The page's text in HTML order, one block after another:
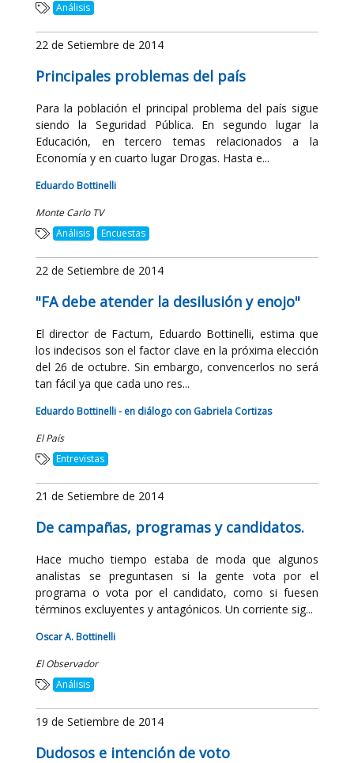
Análisis
22 de Setiembre de 2014
Principales problemas del país
Para la población el principal problema del país sigue
siendo la Seguridad Pública. En segundo lugar la
Educación, en tercero temas relacionados a la
Economía y en cuarto lugar Drogas. Hasta e...
Eduardo Bottinelli
Monte Carlo TV
Análisis
Encuestas
22 de Setiembre de 2014
"FA debe atender la desilusión y enojo"
El director de Factum, Eduardo Bottinelli, estima que
los indecisos son el factor clave en la próxima elección
del 26 de octubre. Sin embargo, convencerlos no será
tan fácil ya que cada uno res...
Eduardo Bottinelli - en diálogo con Gabriela Cortizas
El País
Entrevistas
21 de Setiembre de 2014
De campañas, programas y candidatos.
Hace mucho tiempo estaba de moda que algunos
analistas se preguntasen si la gente vota por el
programa o vota por el candidato, como si fuesen
términos excluyentes y antagónicos. Un corriente sig...
Oscar A. Bottinelli
El Observador
Análisis
19 de Setiembre de 2014
Dudosos e intención de voto